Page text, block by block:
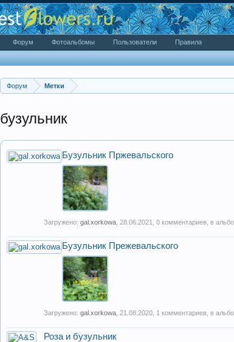
Форум Метки
бузульник
Бузульник Пржевальского
Загружено: gal.xorkowa 28.06.2021 , 0 комментариев, в
Бузульник Прежевальского
Загружено: gal.xorkowa 21.08.2020 , 1 комментариев, в
Роза и бузульник
Форум Фотоальбомы Пользователи Правила